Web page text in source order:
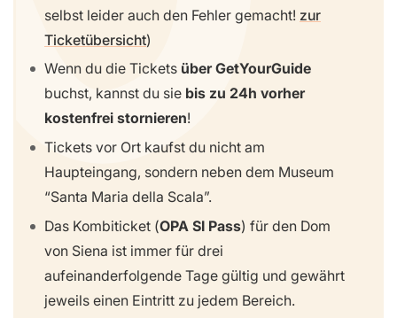
selbst leider auch den Fehler gemacht! zur
Ticketübersicht)
Wenn du die Tickets über GetYourGuide
buchst, kannst du sie bis zu 24h vorher
kostenfrei stornieren!
Tickets vor Ort kaufst du nicht am
Haupteingang, sondern neben dem Museum
“Santa Maria della Scala”.
Das Kombiticket (OPA SI Pass) für den Dom
von Siena ist immer für drei
aufeinanderfolgende Tage gültig und gewährt
jeweils einen Eintritt zu jedem Bereich.